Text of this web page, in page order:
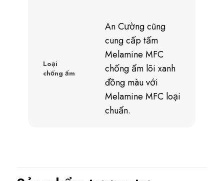
Loại
chống ẩm
An Cường cũng
cung cấp tấm
Melamine MFC
chống ẩm lõi xanh
đồng màu với
Melamine MFC loại
chuẩn.